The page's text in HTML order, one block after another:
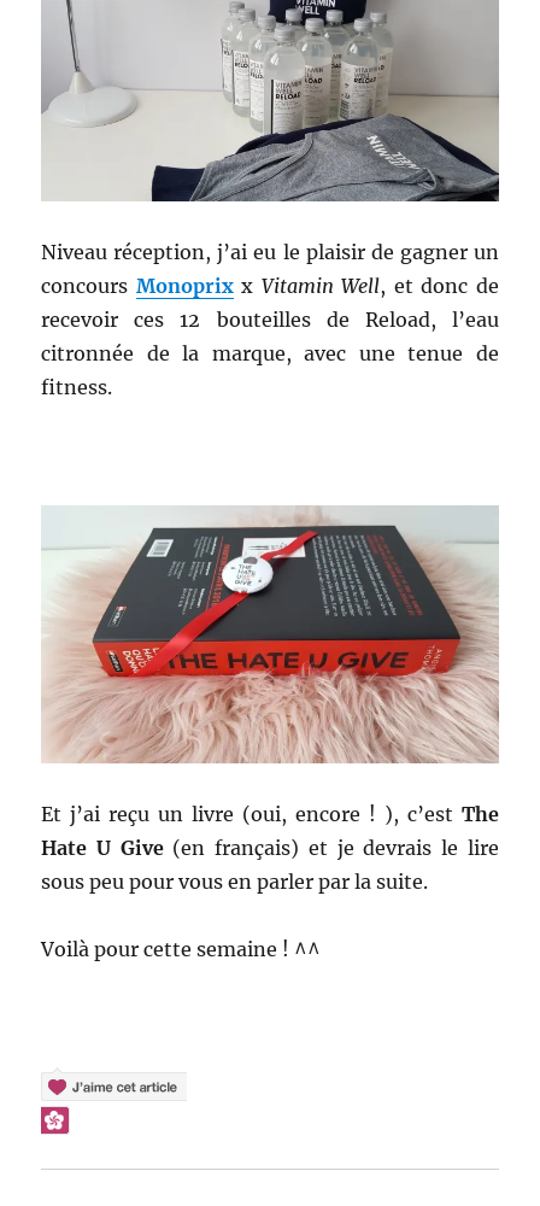
Niveau réception, j’ai eu le plaisir de gagner un
concours Monoprixx Vitamin Well, et donc de
recevoir ces 12 bouteilles de Reload, l’eau
citronnée de la marque, avec une tenue de
fitness.
Et j’ai reçu un livre (oui, encore ! ), c’est The
Hate U Give(en français) et je devrais le lire
sous peu pour vous en parler par la suite.
Voilà pour cette semaine ! ^^